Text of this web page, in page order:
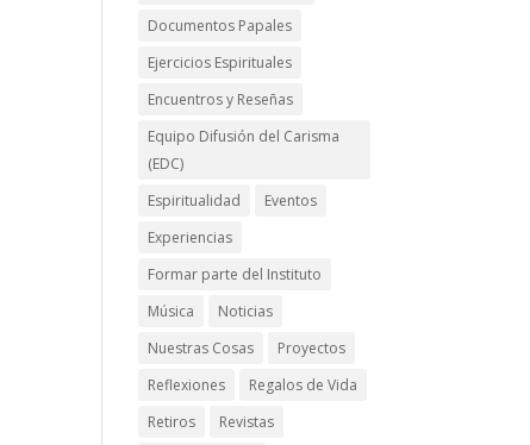
Documentos Papales
Ejercicios Espirituales
Encuentros y Reseñas
Equipo Difusión del Carisma
(EDC)
Espiritualidad
Eventos
Experiencias
Formar parte del Instituto
Música
Noticias
Nuestras Cosas
Proyectos
Reflexiones
Regalos de Vida
Retiros
Revistas